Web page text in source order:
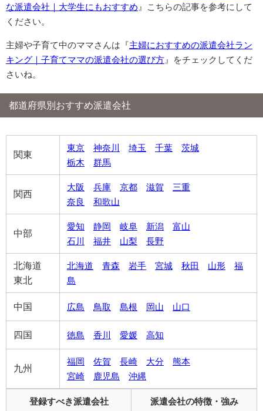
な派遣会社｜大学生にもおすすめ 』こちらの記事を参考にして
ください。
主婦や子育て中のママさんは『主婦におすすめの派遣会社ラン
キング｜子育てママの派遣会社の選び方 』をチェックしてくだ
さいね。
都道府県別おすすめ派遣会社
関東
東京 神奈川 埼玉 千葉
茨城
栃木
群馬
関西
大阪 兵庫 京都 滋賀
三重
奈良
和歌山
中部
愛知 静岡 岐阜 新潟
富山
石川
福井 山梨 長野
北海道
東北
北海道 青森 岩手 宮城 秋田 山形
福
島
中国 広島 鳥取 島根 岡山 山口
四国 徳島 香川 愛媛 高知
九州
福岡 佐賀 長崎 大分
熊本
宮崎
鹿児島 沖縄
登録すべき派遣会社 派遣会社の特徴・強み